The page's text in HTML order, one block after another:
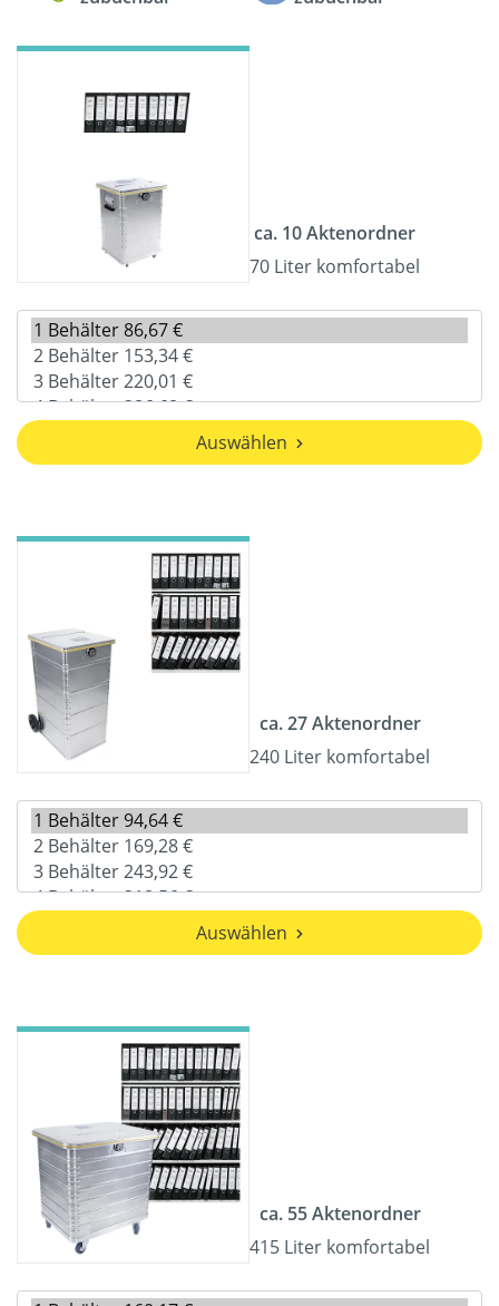
ca. 10 Aktenordner
70 Liter komfortabel
Auswählen
ca. 27 Aktenordner
240 Liter komfortabel
Auswählen
ca. 55 Aktenordner
415 Liter komfortabel